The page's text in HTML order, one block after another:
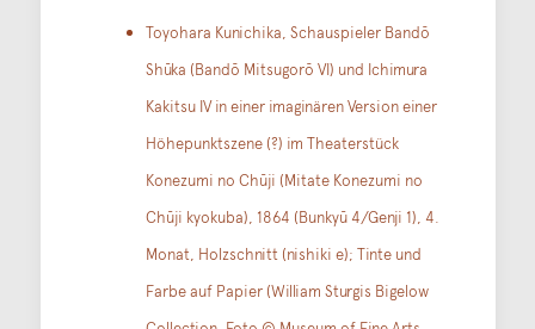
Toyohara Kunichika, Schauspieler Bandō
Shūka (Bandō Mitsugorō VI) und Ichimura
Kakitsu IV in einer imaginären Version einer
Höhepunktszene (?) im Theaterstück
Konezumi no Chūji (Mitate Konezumi no
Chūji kyokuba), 1864 (Bunkyū 4/Genji 1), 4.
Monat, Holzschnitt (nishiki e); Tinte und
Farbe auf Papier (William Sturgis Bigelow